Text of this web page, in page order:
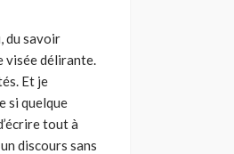
du savoir
visée délirante.
Et je
si quelque
tout à
discours sans